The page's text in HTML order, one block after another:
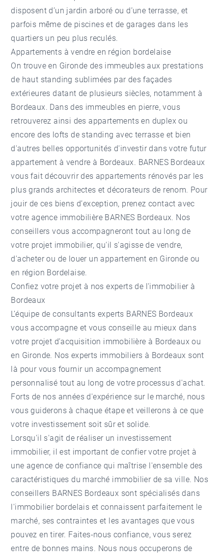
disposent d’un jardin arboré ou d’une terrasse, et
parfois même de piscines et de garages dans les
quartiers un peu plus reculés.
Appartements à vendre en région bordelaise
On trouve en Gironde des immeubles aux prestations
de haut standing sublimées par des façades
extérieures datant de plusieurs siècles, notamment à
Bordeaux. Dans des immeubles en pierre, vous
retrouverez ainsi des appartements en duplex ou
encore des lofts de standing avec terrasse et bien
d'autres belles opportunités d'investir dans votre futur
appartement à vendre à Bordeaux. BARNES Bordeaux
vous fait découvrir des appartements rénovés par les
plus grands architectes et décorateurs de renom. Pour
jouir de ces biens d’exception, prenez contact avec
votre agence immobilière BARNES Bordeaux. Nos
conseillers vous accompagneront tout au long de
votre projet immobilier, qu'il s'agisse de vendre,
d'acheter ou de louer un appartement en Gironde ou
en région Bordelaise.
Confiez votre projet à nos experts de l'immobilier à
Bordeaux
L’équipe de consultants experts BARNES Bordeaux
vous accompagne et vous conseille au mieux dans
votre projet d’acquisition immobilière à Bordeaux ou
en Gironde. Nos experts immobiliers à Bordeaux sont
là pour vous fournir un accompagnement
personnalisé tout au long de votre processus d'achat.
Forts de nos années d'expérience sur le marché, nous
vous guiderons à chaque étape et veillerons à ce que
votre investissement soit sûr et solide.
Lorsqu'il s'agit de réaliser un investissement
immobilier, il est important de confier votre projet à
une agence de confiance qui maîtrise l'ensemble des
caractéristiques du marché immobilier de sa ville. Nos
conseillers BARNES Bordeaux sont spécialisés dans
l'immobilier bordelais et connaissent parfaitement le
marché, ses contraintes et les avantages que vous
pouvez en tirer. Faites-nous confiance, vous serez
entre de bonnes mains. Nous nous occuperons de